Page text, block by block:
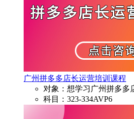
广州拼多多店长运营培训课程
对象：想学习广州拼多多
科目：323-334AVP6